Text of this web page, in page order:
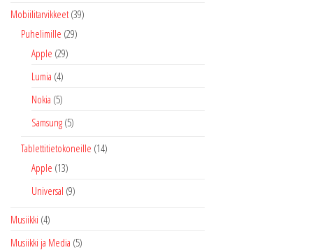
Mobiilitarvikkeet (39)
Puhelimille (29)
Apple (29)
Lumia (4)
Nokia (5)
Samsung (5)
Tablettitietokoneille (14)
Apple (13)
Universal (9)
Musiikki (4)
Musiikki ja Media (5)